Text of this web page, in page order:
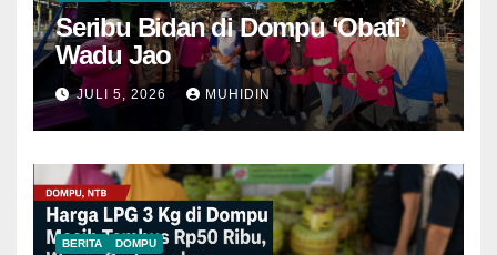
Seribu Bidan di Dompu ‘Obati’
Wadu Jao
JULI 5, 2026 MUHIDIN
BERITA DOMPU